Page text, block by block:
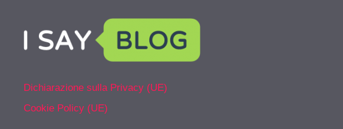
Dichiarazione sulla Privacy (UE)
Cookie Policy (UE)